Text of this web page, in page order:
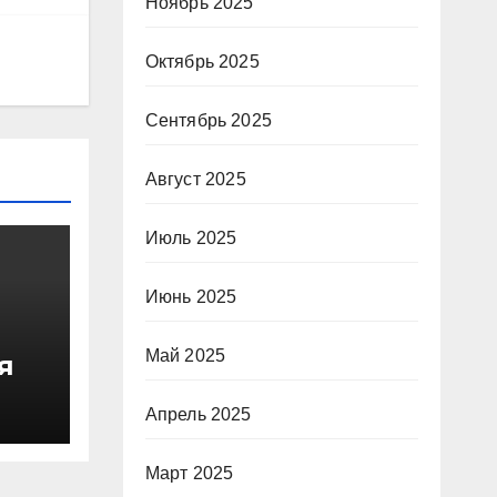
Октябрь 2025
Сентябрь 2025
Август 2025
Июль 2025
Июнь 2025
Май 2025
Апрель 2025
Март 2025